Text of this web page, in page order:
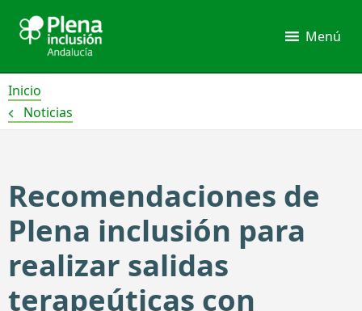
contenido
Menú
Inicio
Noticias
Recomendaciones de
Plena inclusión para
realizar salidas
terapeúticas con